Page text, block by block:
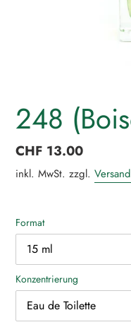
248
Normaler
Preis
CHF 13.00
inkl. MwSt. zzgl.
Format
Konzentrierung